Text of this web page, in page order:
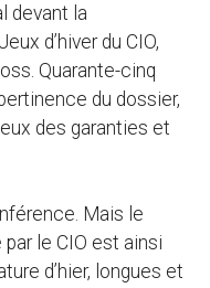
devant la
d’hiver du CIO,
Quarante-cinq
du dossier,
des garanties et
Mais le
le CIO est ainsi
d’hier, longues et